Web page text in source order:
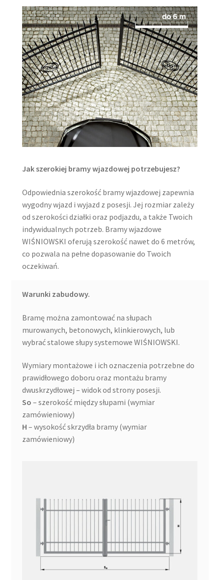
Jak szerokiej bramy wjazdowej potrzebujesz?
Odpowiednia szerokość bramy wjazdowej zapewnia
wygodny wjazd i wyjazd z posesji. Jej rozmiar zależy
od szerokości działki oraz podjazdu, a także Twoich
indywidualnych potrzeb. Bramy wjazdowe
WIŚNIOWSKI oferują szerokość nawet do 6 metrów,
co pozwala na pełne dopasowanie do Twoich
oczekiwań.
Warunki zabudowy.
Bramę można zamontować na słupach
murowanych, betonowych, klinkierowych, lub
wybrać stalowe słupy systemowe WIŚNIOWSKI.
Wymiary montażowe i ich oznaczenia potrzebne do
prawidłowego doboru oraz montażu bramy
dwuskrzydłowej – widok od strony posesji.
So – szerokość między słupami (wymiar
zamówieniowy)
H – wysokość skrzydła bramy (wymiar
zamówieniowy)